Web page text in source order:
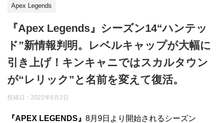
Apex Legends
『Apex Legends』シーズン14“ハンテッ
ド”新情報判明。レベルキャップが大幅に
引き上げ！キンキャニではスカルタウン
が“レリック”と名前を変えて復活。
投稿日： 2022年8月2日
『APEX LEGENDS』 8月9日より開始されるシーズン